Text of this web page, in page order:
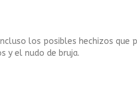
los posibles hechizos
y el nudo de bruja.